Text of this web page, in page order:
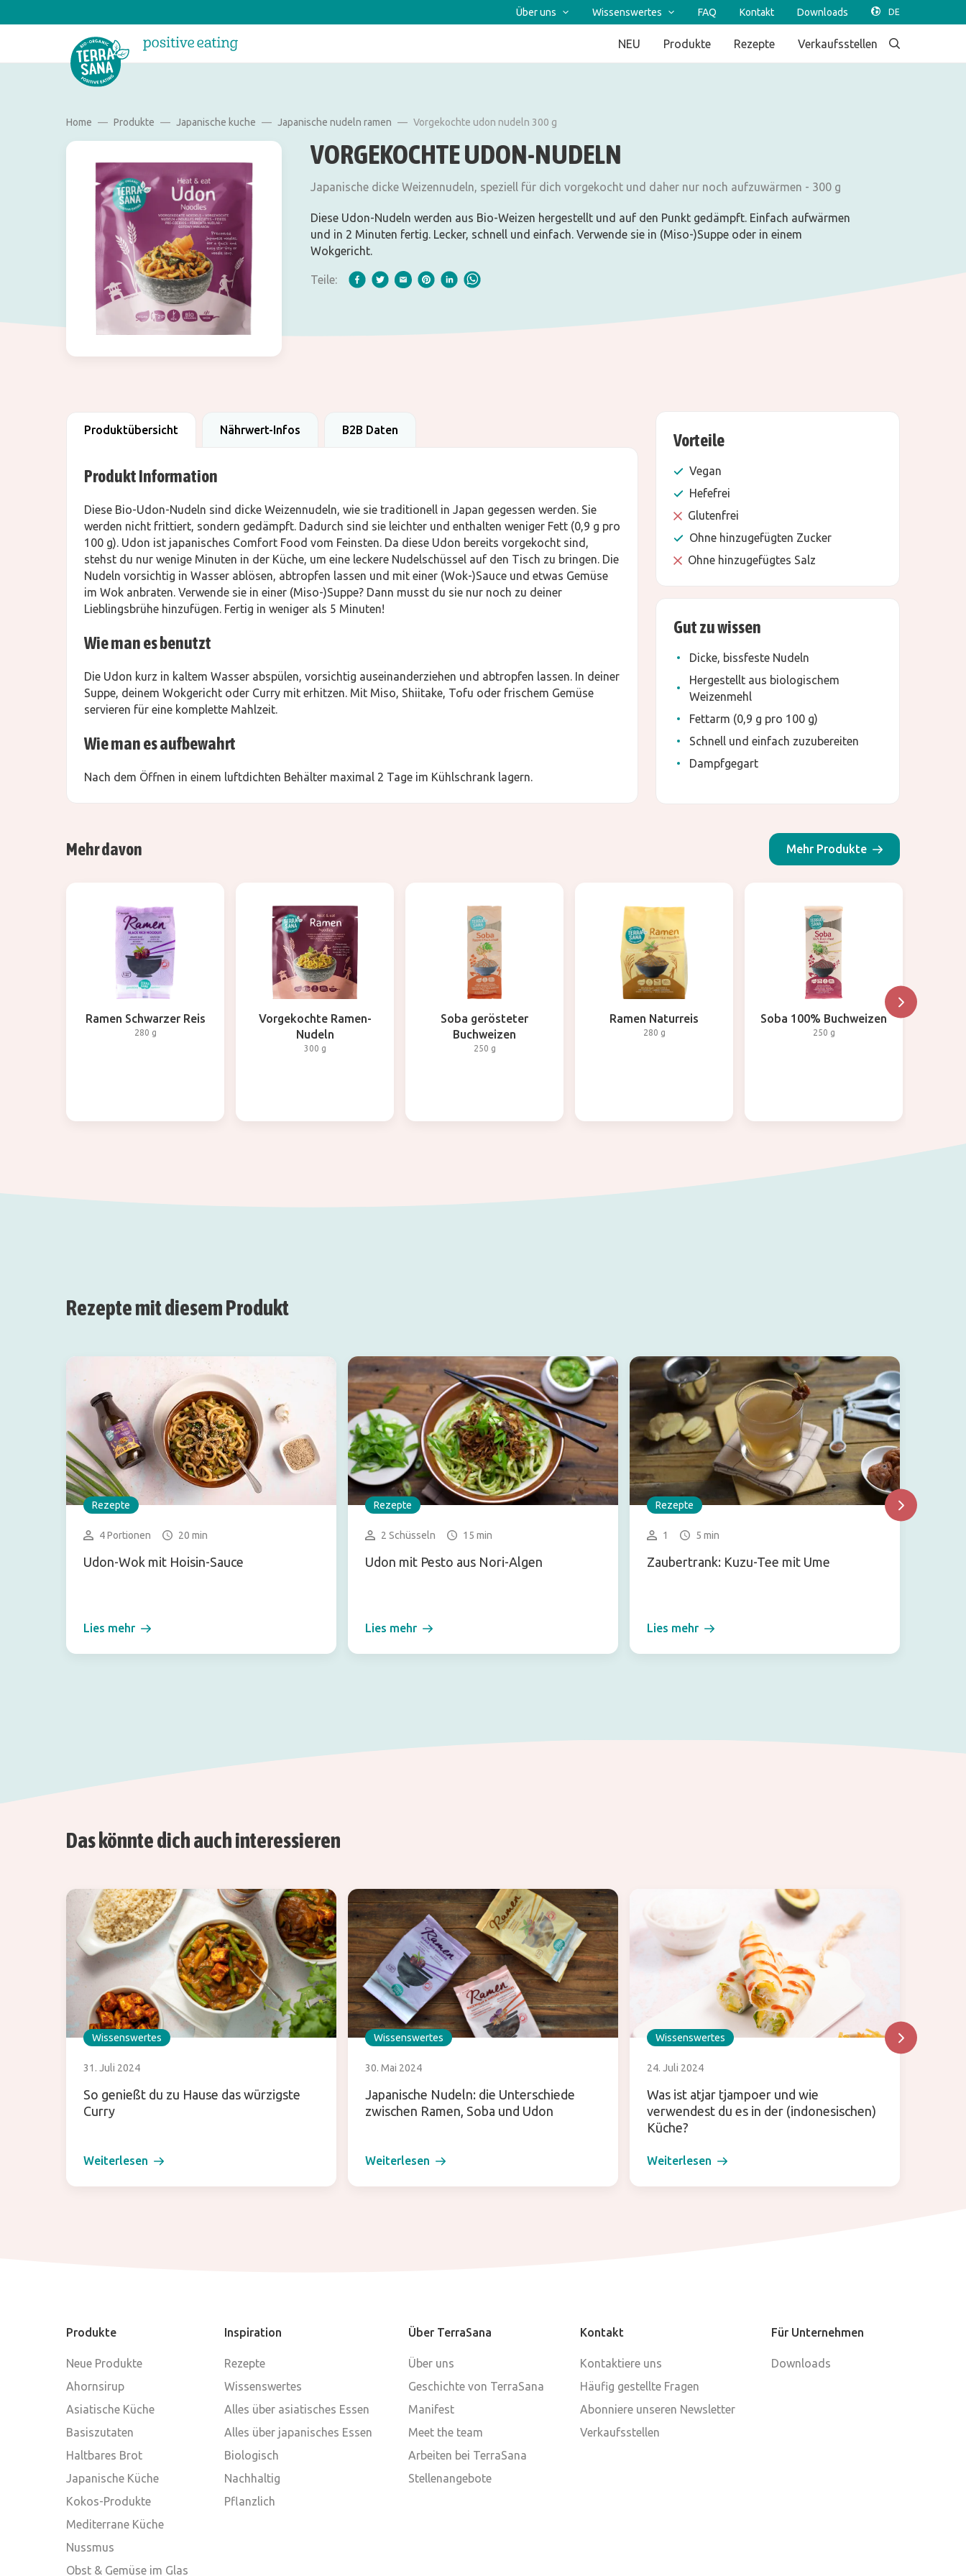
Über uns Wissenswertes FAQ Kontakt Downloads
NEU Produkte Rezepte Verkaufsstellen
Home Produkte Japanische kuche Japanische nudeln ramen Vorgekochte udon nudeln 300 g
VORGEKOCHTE UDON-NUDELN
Japanische dicke Weizennudeln, speziell für dich vorgekocht und daher nur noch aufzuwärmen - 300 g
Diese Udon-Nudeln werden aus Bio-Weizen hergestellt und auf den Punkt gedämpft. Einfach aufwärmen
und in 2 Minuten fertig. Lecker, schnell und einfach. Verwende sie in (Miso-)Suppe oder in einem
Wokgericht.
Teile:
Produktübersicht Nährwert-Infos B2B Daten
Produkt Information
Diese Bio-Udon-Nudeln sind dicke Weizennudeln, wie sie traditionell in Japan gegessen werden. Sie
werden nicht frittiert, sondern gedämpft. Dadurch sind sie leichter und enthalten weniger Fett (0,9 g pro
100 g). Udon ist japanisches Comfort Food vom Feinsten. Da diese Udon bereits vorgekocht sind,
stehst du nur wenige Minuten in der Küche, um eine leckere Nudelschüssel auf den Tisch zu bringen. Die
Nudeln vorsichtig in Wasser ablösen, abtropfen lassen und mit einer (Wok-)Sauce und etwas Gemüse
im Wok anbraten. Verwende sie in einer (Miso-)Suppe? Dann musst du sie nur noch zu deiner
Lieblingsbrühe hinzufügen. Fertig in weniger als 5 Minuten!
Wie man es benutzt
Die Udon kurz in kaltem Wasser abspülen, vorsichtig auseinanderziehen und abtropfen lassen. In deiner
Suppe, deinem Wokgericht oder Curry mit erhitzen. Mit Miso, Shiitake, Tofu oder frischem Gemüse
servieren für eine komplette Mahlzeit.
Wie man es aufbewahrt
Nach dem Öffnen in einem luftdichten Behälter maximal 2 Tage im Kühlschrank lagern.
Vorteile
Vegan
Hefefrei
Glutenfrei
Ohne hinzugefügten Zucker
Ohne hinzugefügtes Salz
Gut zu wissen
Dicke, bissfeste Nudeln
Hergestellt aus biologischem
Weizenmehl
Fettarm (0,9 g pro 100 g)
Schnell und einfach zuzubereiten
Dampfgegart
Mehr davon Mehr Produkte
Ramen Schwarzer Reis
280 g
Vorgekochte Ramen-
Nudeln
300 g
Soba gerösteter
Buchweizen
250 g
Ramen Naturreis
280 g
Soba 100% Buchweizen
250 g
Rezepte mit diesem Produkt
Rezepte
4 Portionen 20 min
Udon-Wok mit Hoisin-Sauce
Lies mehr
Rezepte
2 Schüsseln 15 min
Udon mit Pesto aus Nori-Algen
Lies mehr
Rezepte
1 5 min
Zaubertrank: Kuzu-Tee mit Ume
Lies mehr
Das könnte dich auch interessieren
Wissenswertes
31. Juli 2024
So genießt du zu Hause das würzigste
Curry
Weiterlesen
Wissenswertes
30. Mai 2024
Japanische Nudeln: die Unterschiede
zwischen Ramen, Soba und Udon
Weiterlesen
Wissenswertes
24. Juli 2024
Was ist atjar tjampoer und wie
verwendest du es in der (indonesischen)
Küche?
Weiterlesen
Produkte
Neue Produkte
Ahornsirup
Asiatische Küche
Basiszutaten
Haltbares Brot
Japanische Küche
Kokos-Produkte
Mediterrane Küche
Nussmus
Obst & Gemüse im Glas
Inspiration
Rezepte
Wissenswertes
Alles über asiatisches Essen
Alles über japanisches Essen
Biologisch
Nachhaltig
Pflanzlich
Über TerraSana
Über uns
Geschichte von TerraSana
Manifest
Meet the team
Arbeiten bei TerraSana
Stellenangebote
Kontakt
Kontaktiere uns
Häufig gestellte Fragen
Abonniere unseren Newsletter
Verkaufsstellen
Für Unternehmen
Downloads